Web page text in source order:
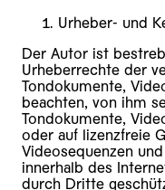
Urheber- und
Der Autor ist
Urheberrechte der
Tondokumente,
beachten, von ihm
Tondokumente,
oder auf lizenzfreie
Videosequenzen
innerhalb des
durch Dritte